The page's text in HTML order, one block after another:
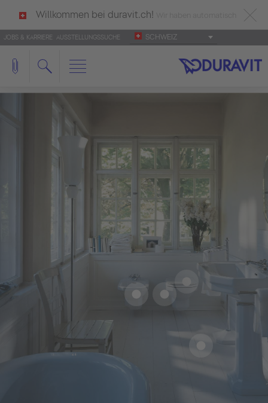
Willkommen bei duravit.ch!
deutsch als Ihre Sprache erkannt.
Français Italiano
JOBS & KARRIERE AUSSTELLUNGSSUCHE SCHWEIZ